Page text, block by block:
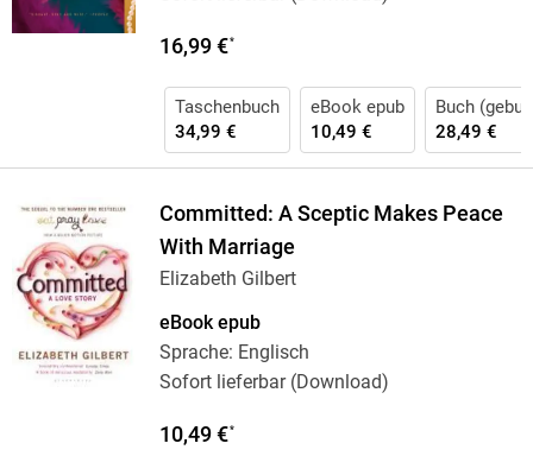
16,99 €*
Taschenbuch
34,99 €
eBook epub
10,49 €
Buch
28,49 €
Committed: A Sceptic Makes Peace
With Marriage
Elizabeth Gilbert
eBook epub
Sprache: Englisch
Sofort lieferbar (Download)
10,49 €*